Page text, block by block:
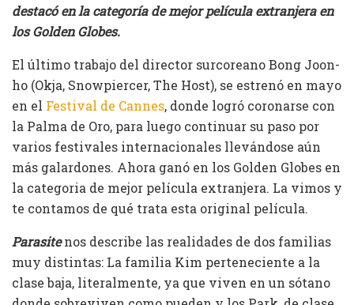
destacó en la categoría de mejor película extranjera en
los Golden Globes.
El último trabajo del director surcoreano Bong Joon-
ho (Okja, Snowpiercer, The Host), se estrenó en mayo
en el Festival de Cannes, donde logró coronarse con
la Palma de Oro, para luego continuar su paso por
varios festivales internacionales llevándose aún
más galardones. Ahora ganó en los Golden Globes en
la categoria de mejor película extranjera. La vimos y
te contamos de qué trata esta original película.
Parasitenos describe las realidades de dos familias
muy distintas: La familia Kim perteneciente a la
clase baja, literalmente, ya que viven en un sótano